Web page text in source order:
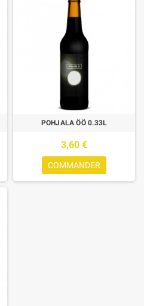
POHJALA ÖÖ 0.33L
3,60 €
COMMANDER